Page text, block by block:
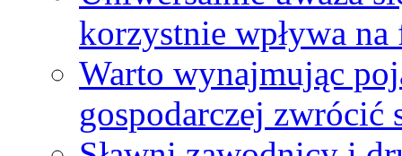
korzystnie wpływa
Warto wynajmując
gospodarczej zwrócić